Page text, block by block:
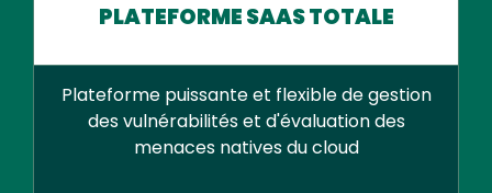
PLATEFORME SAAS TOTALE
Plateforme puissante et flexible de gestion
des vulnérabilités et d'évaluation des
menaces natives du cloud